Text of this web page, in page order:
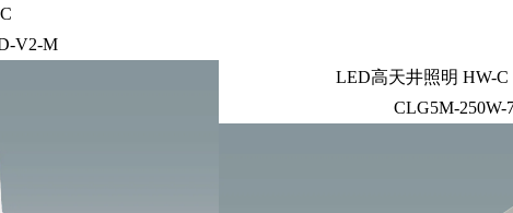
V2-M
LED高天井照明 HW-
CLG5M-250W-